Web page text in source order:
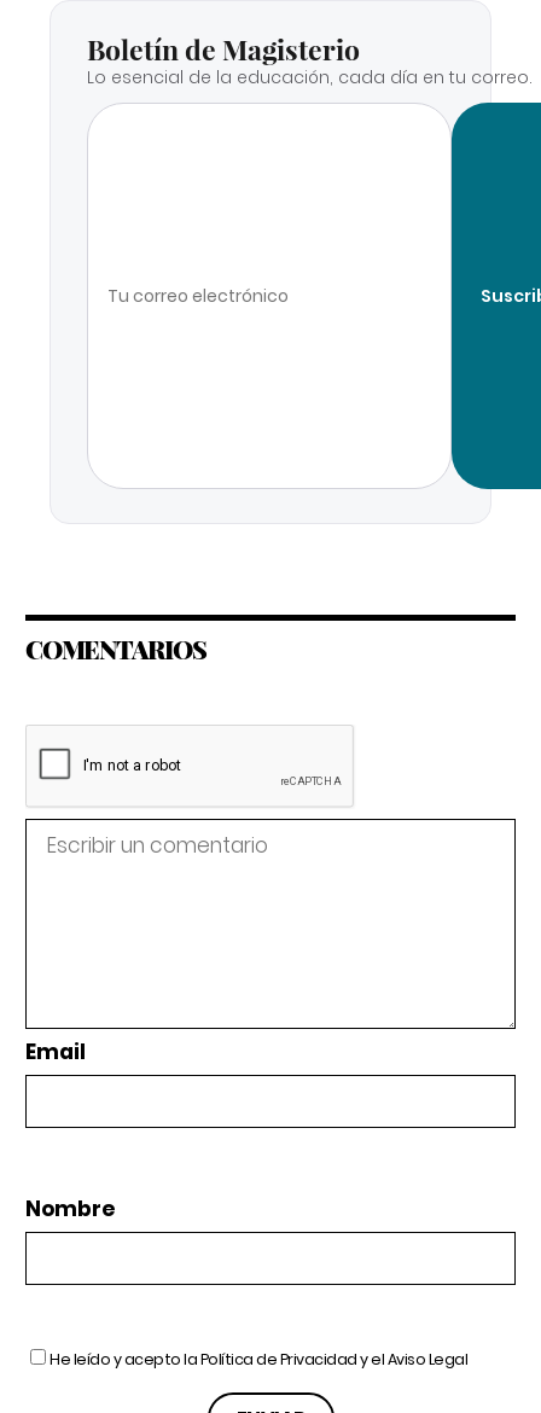
Boletín de Magisterio
Lo esencial de la educación, cada día en tu correo.
COMENTARIOS
Email
Nombre
He leído y acepto laPolítica de Privacidady elAviso Legal